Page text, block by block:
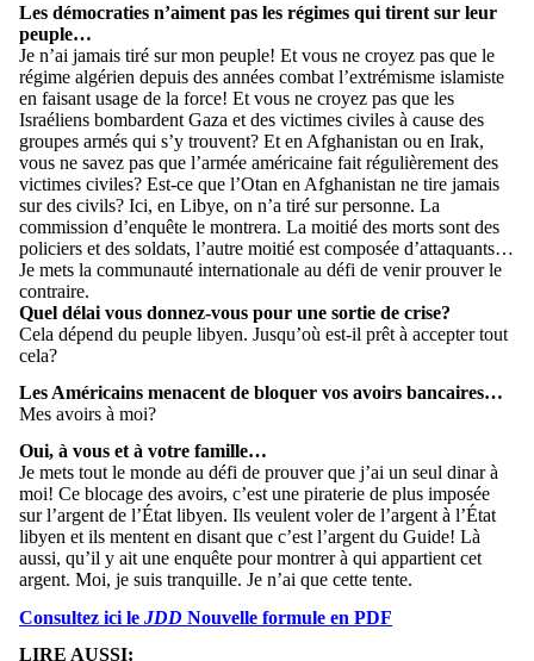
Les démocraties n’aiment pas les régimes qui tirent sur leur
peuple…
Je n’ai jamais tiré sur mon peuple! Et vous ne croyez pas que le
régime algérien depuis des années combat l’extrémisme islamiste
en faisant usage de la force! Et vous ne croyez pas que les
Israéliens bombardent Gaza et des victimes civiles à cause des
groupes armés qui s’y trouvent? Et en Afghanistan ou en Irak,
vous ne savez pas que l’armée américaine fait régulièrement des
victimes civiles? Est-ce que l’Otan en Afghanistan ne tire jamais
sur des civils? Ici, en Libye, on n’a tiré sur personne. La
commission d’enquête le montrera. La moitié des morts sont des
policiers et des soldats, l’autre moitié est composée d’attaquants…
Je mets la communauté internationale au défi de venir prouver le
contraire.
Quel délai vous donnez-vous pour une sortie de crise?
Cela dépend du peuple libyen. Jusqu’où est-il prêt à accepter tout
cela?
Les Américains menacent de bloquer vos avoirs bancaires…
Mes avoirs à moi?
Oui, à vous et à votre famille…
Je mets tout le monde au défi de prouver que j’ai un seul dinar à
moi! Ce blocage des avoirs, c’est une piraterie de plus imposée
sur l’argent de l’État libyen. Ils veulent voler de l’argent à l’État
libyen et ils mentent en disant que c’est l’argent du Guide! Là
aussi, qu’il y ait une enquête pour montrer à qui appartient cet
argent. Moi, je suis tranquille. Je n’ai que cette tente.
Consultez ici le JDD Nouvelle formule en PDF
LIRE AUSSI: